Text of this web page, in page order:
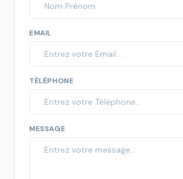
EMAIL
TÉLÉPHONE
MESSAGE